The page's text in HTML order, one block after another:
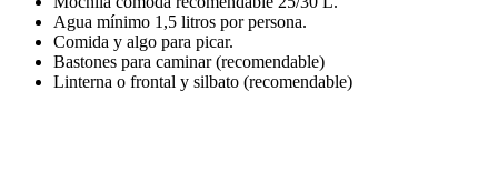
Agua mínimo 1,5 litros por persona.
Comida y algo para picar.
Bastones para caminar (recomendable)
Linterna o frontal y silbato (recomendable)